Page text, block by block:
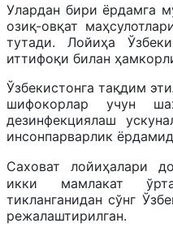
Улардан бири ёрдамга
озиқ-овқат
тутади. Лойиҳа
иттифоқи билан
Ўзбекистонга тақдим
шифокорлар учун
дезинфекциялаш
инсонпарварлик
Саховат лойиҳалари
икки мамлакат
тикланганидан сўнг
режалаштирилган.